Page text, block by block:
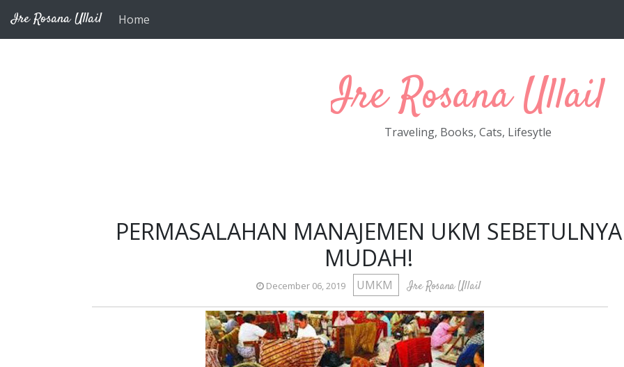
Ire Rosana Ullail Home
Ire Rosana Ullail
Traveling, Books, Cats, Lifesytle
PERMASALAHAN MANAJEMEN UKM SEBETULNYA
MUDAH!
December 06, 2019 UMKM Ire Rosana Ullail